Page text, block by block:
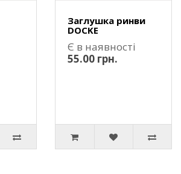
Заглушка ринви
DOCKE
Є в наявності
55.00 грн.